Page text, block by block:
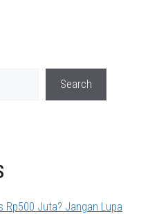
Search
Rp500 Juta? Jangan Lupa